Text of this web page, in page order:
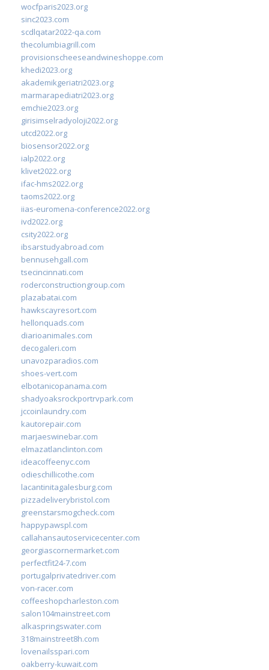
wocfparis2023.org
sinc2023.com
scdlqatar2022-qa.com
thecolumbiagrill.com
provisionscheeseandwineshoppe.com
khedi2023.org
akademikgeriatri2023.org
marmarapediatri2023.org
emchie2023.org
girisimselradyoloji2022.org
utcd2022.org
biosensor2022.org
ialp2022.org
klivet2022.org
ifac-hms2022.org
taoms2022.org
iias-euromena-conference2022.org
ivd2022.org
csity2022.org
ibsarstudyabroad.com
bennusehgall.com
tsecincinnati.com
roderconstructiongroup.com
plazabatai.com
hawkscayresort.com
hellonquads.com
diarioanimales.com
decogaleri.com
unavozparadios.com
shoes-vert.com
elbotanicopanama.com
shadyoaksrockportrvpark.com
jccoinlaundry.com
kautorepair.com
marjaeswinebar.com
elmazatlanclinton.com
ideacoffeenyc.com
odieschillicothe.com
lacantinitagalesburg.com
pizzadeliverybristol.com
greenstarsmogcheck.com
happypawspl.com
callahansautoservicecenter.com
georgiascornermarket.com
perfectfit24-7.com
portugalprivatedriver.com
von-racer.com
coffeeshopcharleston.com
salon104mainstreet.com
alkaspringswater.com
318mainstreet8h.com
lovenailsspari.com
oakberry-kuwait.com